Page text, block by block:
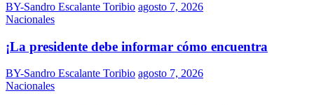
BY-Sandro Escalante Toribio agosto 7, 2026
Nacionales
¡La presidente debe informar cómo encuentra
BY-Sandro Escalante Toribio agosto 7, 2026
Nacionales